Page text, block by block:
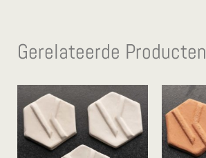
Gerelateerde Producten